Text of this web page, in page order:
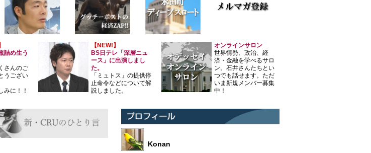
詰め生う
さんのご
うござい
みに！！
【NEW!】
BS日テレ「深層ニュ
ース」に出演しまし
た。
「ミュトス」の提供停
止命令などについて解
説しました。
オンラインサロン
世界情勢、政治、経
済・金融を学べるサロ
ン。石井さんたちとい
つでも話せます。ただ
いま新規メンバー募集
中！
Konan